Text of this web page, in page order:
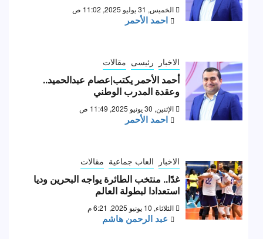
الخميس, 31 يوليو 2025, 11:02 ص
احمد الأحمر
الاخبار رئيسى مقالات
أحمد الأحمر يكتب|عصام عبدالحميد..
وعقدة المدرب الوطني
الإثنين, 30 يونيو 2025, 11:49 ص
احمد الأحمر
الاخبار العاب جماعية مقالات
غدًا.. منتخب الطائرة يواجه البحرين وديا
استعدادا لبطولة العالم
الثلاثاء, 10 يونيو 2025, 6:21 م
عبد الرحمن هاشم